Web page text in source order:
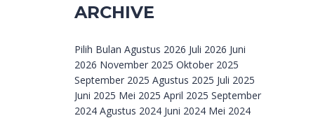
ARCHIVE
Archive
Pilih Bulan Agustus 2026 Juli 2026 Juni
2026 November 2025 Oktober 2025
September 2025 Agustus 2025 Juli 2025
Juni 2025 Mei 2025 April 2025 September
2024 Agustus 2024 Juni 2024 Mei 2024